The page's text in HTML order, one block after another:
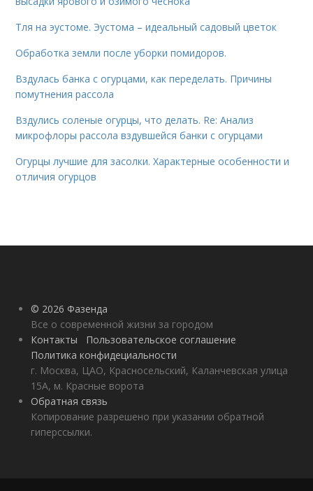
Тля на эустоме. Эустома – идеальный садовый цветок
Обработка земли после уборки помидоров.
Вздулась банка с огурцами, как переделать. Причины
помутнения рассола
Вздулись соленые огурцы, что делать. Re: Анализ
микрофлоры рассола вздувшейся банки с огурцами
Огурцы лучшие для засолки. Характерные особенности и
отличия огурцов
© 2026 Фазенда
Все о современной жизни за городом
Контакты
Пользовательское соглашение
Политика конфидециальности
г. Москва, ЦАО, Красносельский, Каланчевская улица
15А, м. Красные ворота
Обратная связь
Копирование разрешено при указании обратной
гиперссылки.